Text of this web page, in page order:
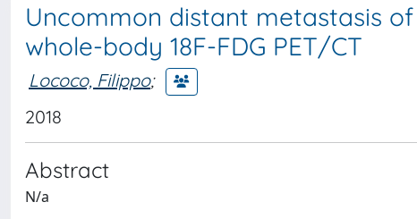
Uncommon distant metastasis
whole-body 18F-FDG PET/CT
Lococo, Filippo;
2018
Abstract
N/a